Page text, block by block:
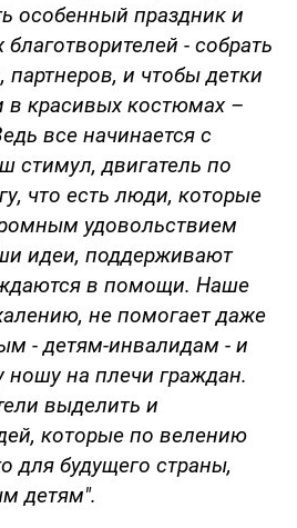
особенный праздник и
- собрать
партнеров, и чтобы детки
в красивых костюмах –
все начинается с
стимул, двигатель по
что есть люди, которые
удовольствием
идеи, поддерживают
в помощи. Наше
не помогает даже
- детям-инвалидам - и
ношу на плечи граждан.
выделить и
которые по велению
для будущего страны,
детям".